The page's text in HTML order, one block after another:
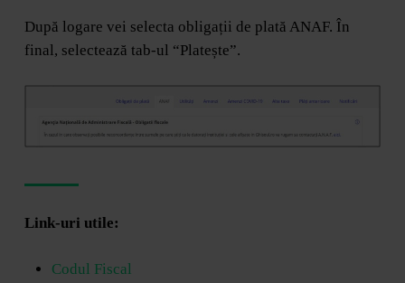
După logare vei selecta obligații de plată ANAF. În
final, selectează tab-ul “Platește”.
Link-uri utile:
Codul Fiscal